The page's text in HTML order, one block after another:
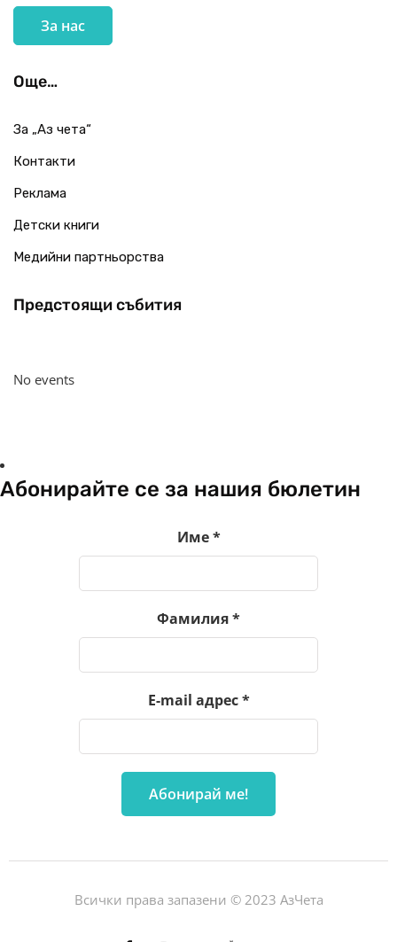
За нас
Още…
За „Аз чета“
Контакти
Реклама
Детски книги
Медийни партньорства
Предстоящи събития
No events
Абонирайте се за нашия бюлетин
Име*
Фамилия*
E-mail адрес*
Всички права запазени © 2023 АзЧета